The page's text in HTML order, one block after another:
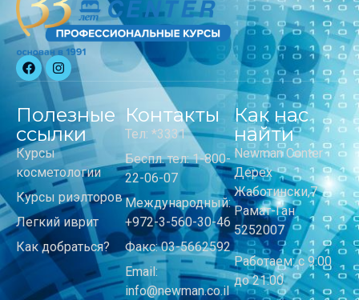
Полезные
ссылки
Курсы
косметологии
Курсы риэлторов
Легкий иврит
Как добраться?
Контакты
Тел: *3331
Беспл. тел: 1-800-
22-06-07
Международный:
+972-3-560-30-46
Факс: 03-5662592
Email:
info@newman.co.il
Как нас
найти
Newman Center
Дерех
Жаботински,7
Рамат-Ган
5252007
Работаем: с 9:00
до 21:00